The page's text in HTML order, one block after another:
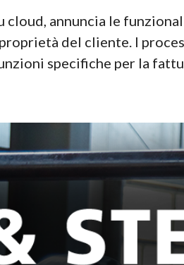
cloud, annuncia le
del cliente. I
specifiche per la